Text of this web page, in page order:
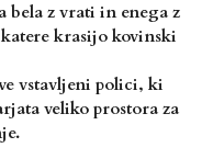
bela z vrati in enega z
krasijo kovinski
vstavljeni polici, ki
velikoprostora za